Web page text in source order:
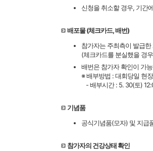
신청을 취소할 경우, 기간
배포물 (체크카드, 배번)
참가자는 주최측이 발급
(체크카드를 분실했을 경
배번은 참가자 확인이 가
※ 배부방법 : 대회당일 현
- 배부시간 : 5. 30(토)
기념품
공식기념품(모자) 및 지급
참가자의 건강상태 확인